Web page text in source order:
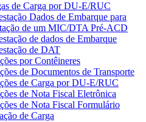
de Carga por DU-E/RUC
Dados de Embarque para
de um MIC/DTA Pré-ACD
de dados de Embarque
de DAT
por Contêineres
de Documentos de Transporte
de Carga por DU-E/RUC
de Nota Fiscal Eletrônica
de Nota Fiscal Formulário
de Carga